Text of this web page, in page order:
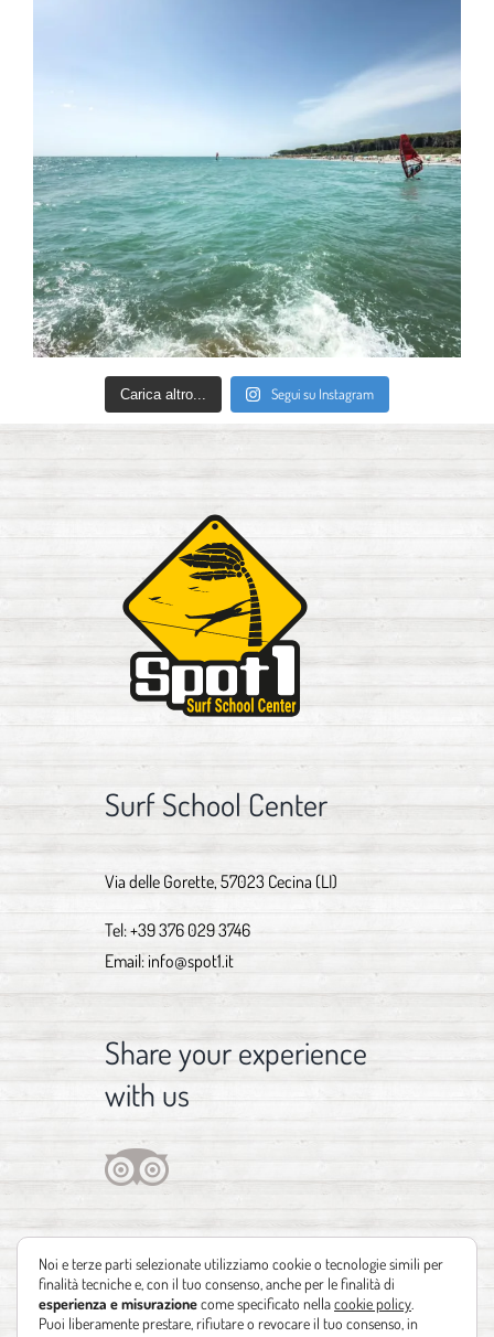
Carica altro... Segui su Instagram
Surf School Center
Via delle Gorette, 57023 Cecina (LI)
Tel:+39 376 029 3746
Email: info@spot1.it
Share your experience
with us
Noi e terze parti selezionate utilizziamo cookie o tecnologie simili per
finalità tecniche e, con il tuo consenso, anche per le finalità di
esperienza e misurazionecome specificato nellacookie policy
Puoi liberamente prestare, rifiutare o revocare il tuo consenso, in